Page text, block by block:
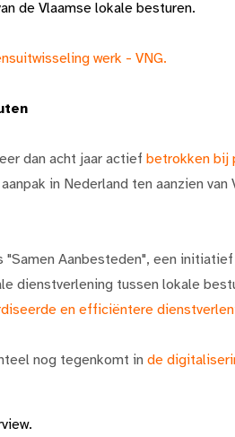
de Vlaamse lokale besturen.
werk - VNG.
dan acht jaar actief betrokken bij
in Nederland ten aanzien
"Samen Aanbesteden", een
dienstverlening tussen lokale
en efficiëntere
nog tegenkomt in de